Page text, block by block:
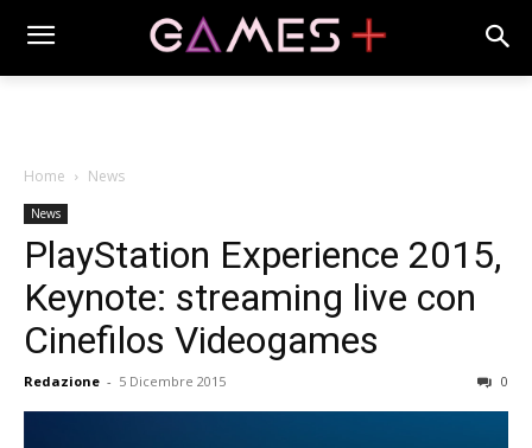
Home News
News
PlayStation Experience 2015,
Keynote: streaming live con
Cinefilos Videogames
Redazione - 5 Dicembre 2015 0